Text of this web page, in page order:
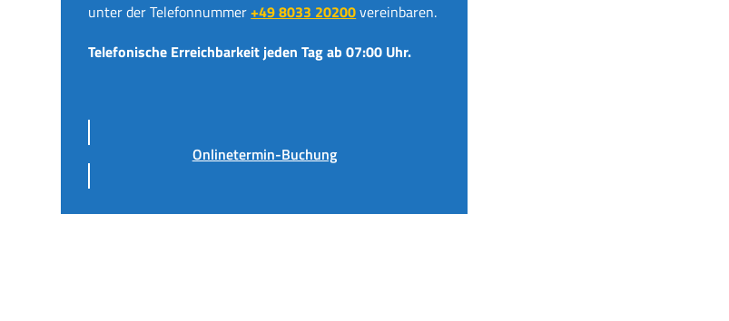
unter der Telefonnummer+49 8033 20200vereinbaren.
Telefonische Erreichbarkeit jeden Tag ab 07:00 Uhr.
Onlinetermin-Buchung